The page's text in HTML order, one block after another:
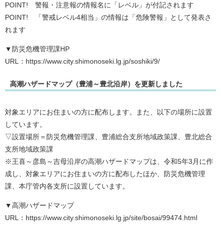
POINT! 警報・注意報の情報名に「レベル」が付記されます
POINT! 「警戒レベル4相当」の情報は「危険警報」として発表さ
れます
▼防災危機管理課HP
URL：https://www.city.shimonoseki.lg.jp/soshiki/9/
高潮ハザードマップ（豊浦～豊北沿岸）を更新しました
対象エリアにお住まいの方に配布します。また、以下の場所に設置
しています。
▽設置場所＝防災危機管理課、豊浦総合支所地域政策課、豊北総合
支所地域政策課
※王喜～彦島～吉母沿岸の高潮ハザードマップは、令和5年3月に作
成し、対象エリアにお住まいの方に配布したほか、防災危機管理
課、本庁管内各支所に設置しています。
▼高潮ハザードマップ
URL：https://www.city.shimonoseki.lg.jp/site/bosai/99474.html